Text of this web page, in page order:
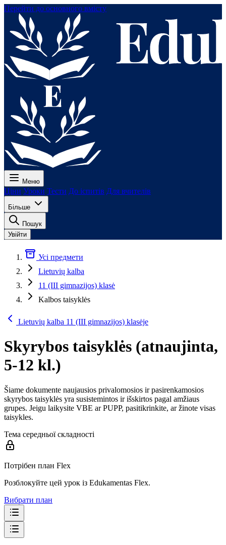
Перейти до основного вмісту
Меню
Ціни Уроки Тести До іспитів Для вчителів
Більше
Пошук
Увійти
Усі предмети
Lietuvių kalba
11 (III gimnazijos) klasė
Kalbos taisyklės
Lietuvių kalba 11 (III gimnazijos) klasėje
Skyrybos taisyklės (atnaujinta,
5-12 kl.)
Šiame dokumente naujausios privalomosios ir pasirenkamosios
skyrybos taisyklės yra susistemintos ir išskirtos pagal amžiaus
grupes. Jeigu laikysite VBE ar PUPP, pasitikrinkite, ar žinote visas
taisykles.
Тема середньої складності
Потрібен план Flex
Розблокуйте цей урок із Edukamentas Flex.
Вибрати план